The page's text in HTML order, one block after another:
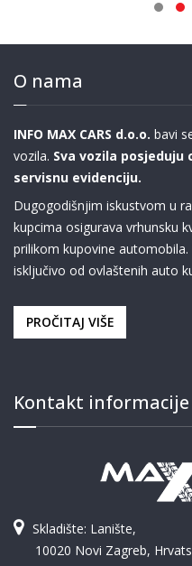
O nama
INFO MAX CARS d.o.o. bavi
vozila. Sva vozila
servisnu evidenciju.
Dugogodišnjim iskustvom u
kupcima osigurava vrhunsku
prilikom kupovine
isključivo od ovlaštenih auto
PROČITAJ VIŠE
Kontakt informacije
Skladište: Lanište,
10020 Novi Zagreb,